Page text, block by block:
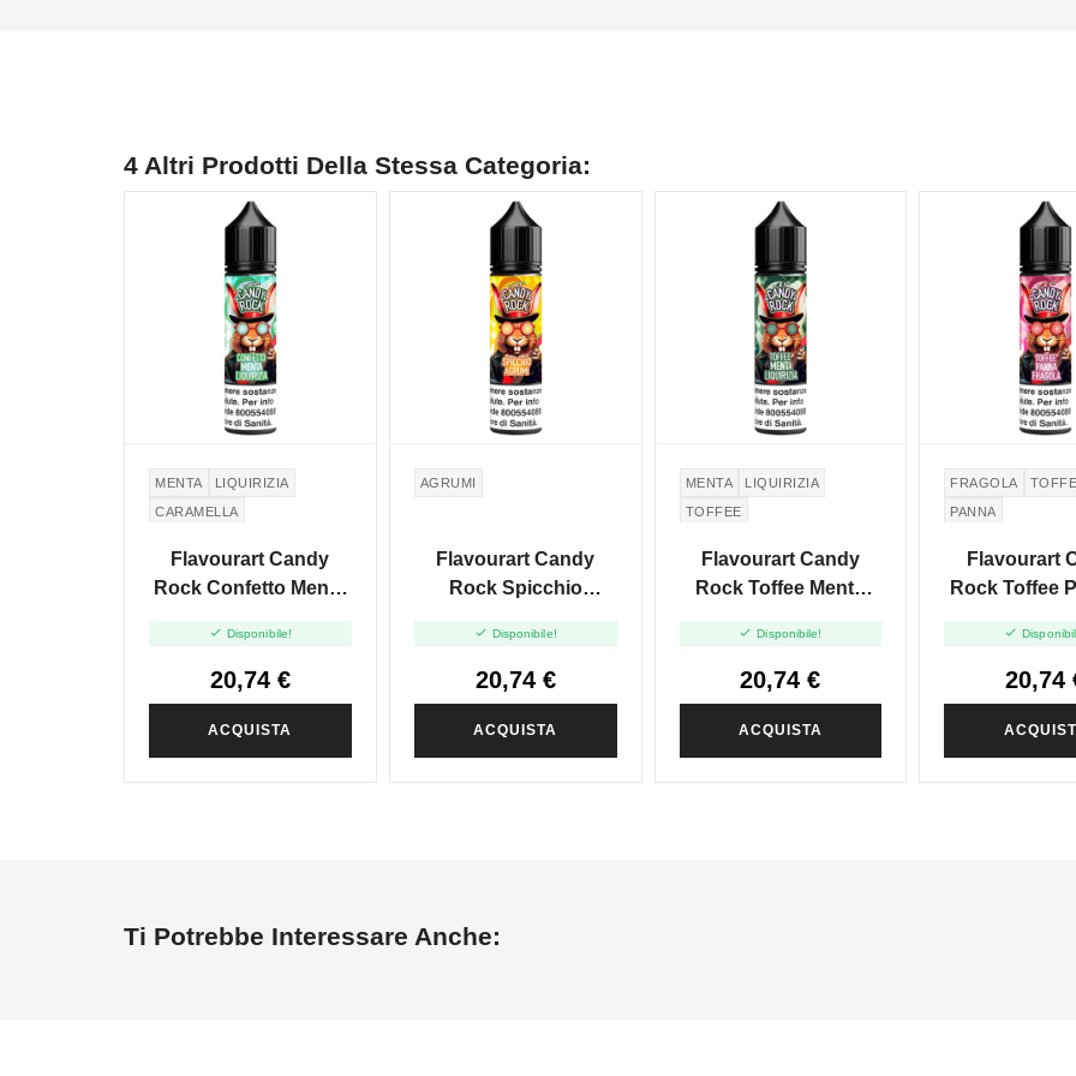
4 Altri Prodotti Della Stessa Categoria:
MENTA
LIQUIRIZIA
CARAMELLA
Flavourart Candy
Rock Confetto Menta
20ml
 Disponibile!
20,74 €
ACQUISTA
AGRUMI
Flavourart Candy
Rock Spicchio
20ml
 Disponibile!
20,74 €
ACQUISTA
MENTA
LIQUIRIZIA
TOFFEE
Flavourart Candy
Rock Toffee Menta
20ml
 Disponibile!
20,74 €
ACQUISTA
FRAGOLA
PANNA
Flavourart
Rock Toffee
20ml

20,74
Ti Potrebbe Interessare Anche: